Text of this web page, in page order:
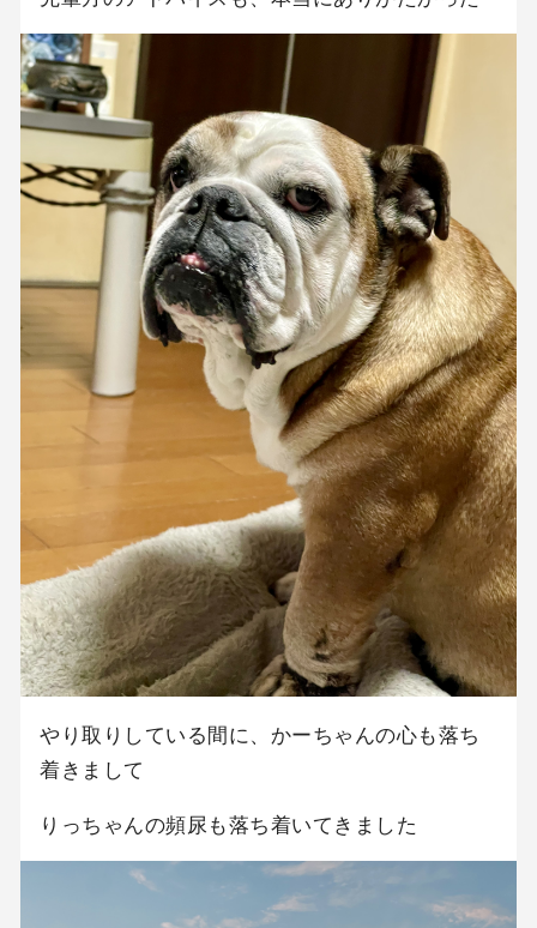
やり取りしている間に、かーちゃんの心も落ち
着きまして
りっちゃんの頻尿も落ち着いてきました